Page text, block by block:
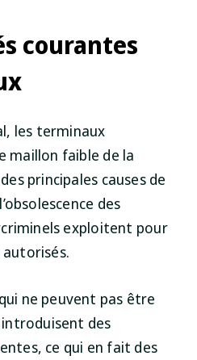
courantes
les terminaux
maillon faible de la
principales causes de
des
exploitent pour
ne peuvent pas être
des
ce qui en fait des